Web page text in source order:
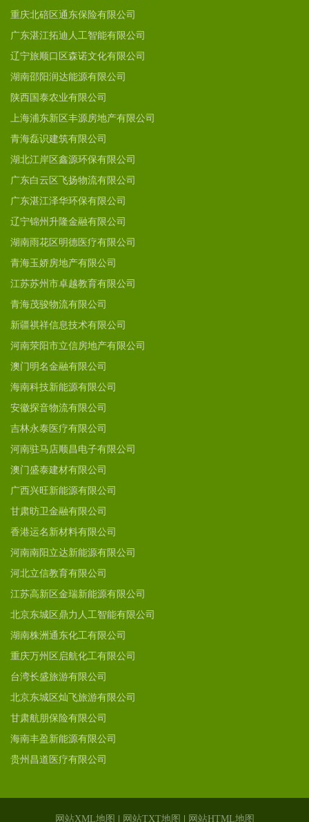
重庆北碚区通东保险有限公司
广东湛江拓迪人工智能有限公司
辽宁旅顺口区森诺文化有限公司
湖南邵阳润达能源有限公司
陕西国泰农业有限公司
上海浦东新区丰源房地产有限公司
青海磊识建筑有限公司
湖北江岸区鑫源环保有限公司
广东白云区飞扬物流有限公司
广东湛江泽华环保有限公司
辽宁锦州升隆金融有限公司
湖南雨花区明德医疗有限公司
青海玉娇房地产有限公司
江苏苏州市卓越教育有限公司
青海茂骏物流有限公司
新疆祺祥信息技术有限公司
河南荥阳市立信房地产有限公司
澳门明名金融有限公司
海南科技新能源有限公司
安徽探音物流有限公司
吉林永泰医疗有限公司
河南驻马店顺昌电子有限公司
澳门盛泰建材有限公司
广西兴旺新能源有限公司
甘肃昉卫金融有限公司
香港运名新材料有限公司
河南南阳立达新能源有限公司
河北立信教育有限公司
江苏高新区金瑞新能源有限公司
北京东城区鼎力人工智能有限公司
湖南株洲通东化工有限公司
重庆万州区启航化工有限公司
台湾长盛旅游有限公司
北京东城区灿飞旅游有限公司
甘肃航朋保险有限公司
海南丰盈新能源有限公司
贵州昌道医疗有限公司
网站XML地图 网站TXT地图 网站HTML地图